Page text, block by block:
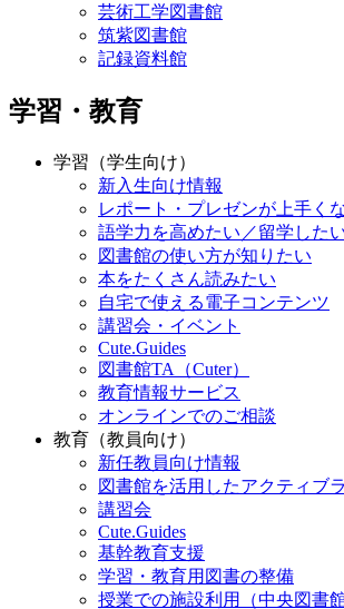
芸術工学図書館
筑紫図書館
記録資料館
学習・教育
学習（学生向け）
新入生向け情報
レポート・プレゼンが上手く
語学力を高めたい／留学した
図書館の使い方が知りたい
本をたくさん読みたい
自宅で使える電子コンテンツ
講習会・イベント
Cute.Guides
図書館TA（Cuter）
教育情報サービス
オンラインでのご相談
教育（教員向け）
新任教員向け情報
図書館を活用したアクティブ
講習会
Cute.Guides
基幹教育支援
学習・教育用図書の整備
授業での施設利用（中央図書館